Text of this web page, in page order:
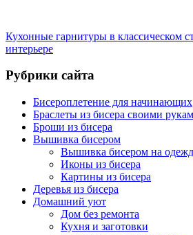
Кухонные гарнитуры в классическом
интерьере
Рубрики сайта
Бисероплетение для начинающих
Браслеты из бисера своими
Броши из бисера
Вышивка бисером
Вышивка бисером на
Иконы из бисера
Картины из бисера
Деревья из бисера
Домашний уют
Дом без ремонта
Кухня и заготовки